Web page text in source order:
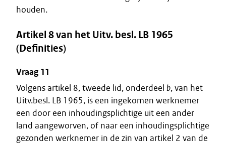
houden.
Artikel 8 van het Uitv. besl. LB 1965
(Definities)
Vraag 11
Volgens artikel 8, tweede lid, onderdeel b, van het
Uitv.besl. LB 1965, is een ingekomen werknemer
een door een inhoudingsplichtige uit een ander
land aangeworven, of naar een inhoudingsplichtige
gezonden werknemer in de zin van artikel 2 van de